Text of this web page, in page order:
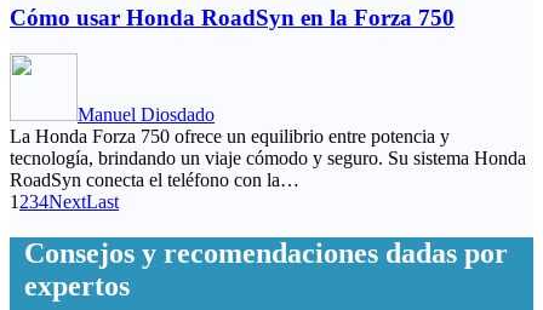
Cómo usar Honda RoadSyn en la Forza 750
Manuel Diosdado
La Honda Forza 750 ofrece un equilibrio entre potencia y
tecnología, brindando un viaje cómodo y seguro. Su sistema Honda
RoadSyn conecta el teléfono con la…
1 234NextLast
Consejos y recomendaciones dadas por
expertos